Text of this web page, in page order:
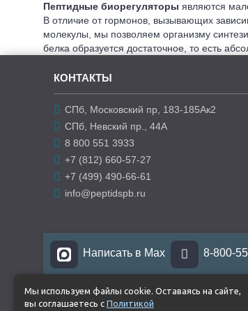
Пептидные биорегуляторы являются
В отличие от гормонов, вызывающих
молекулы, мы позволяем организму
белка образуется достаточное, то есть
КОНТАКТЫ
СПб, Московский пр, 183-185Ак2
СПб, Невский пр., 44А
8 800 551 3933
+7 (812) 660-57-27
+7 (499) 490-66-61
info@peptidspb.ru
Написать в Max 8-800-
При использовании любых
Мы используем файлы cookie. Оставаясь на сайте,
вы соглашаетесь с Политикой